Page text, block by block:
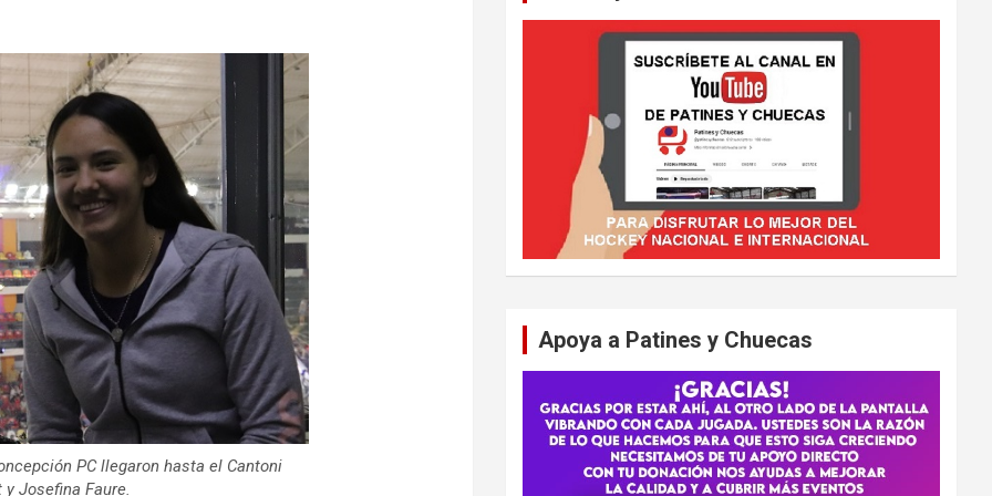
PC llegaron hasta el Cantoni
Josefina Faure.
Apoya a Patines y Chuecas